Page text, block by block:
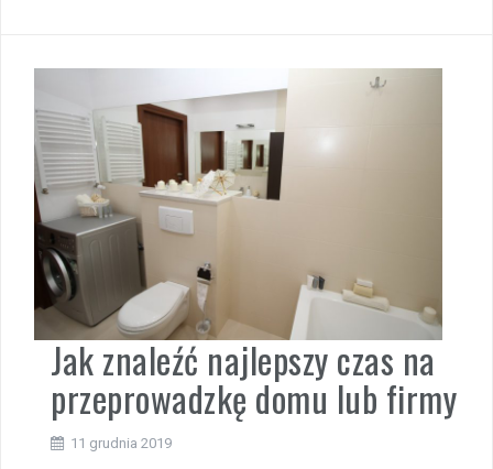
Jak znaleźć najlepszy czas na
przeprowadzkę domu lub firmy
11 grudnia 2019